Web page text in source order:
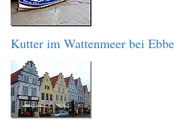
Kutter im Wattenmeer bei Ebbe